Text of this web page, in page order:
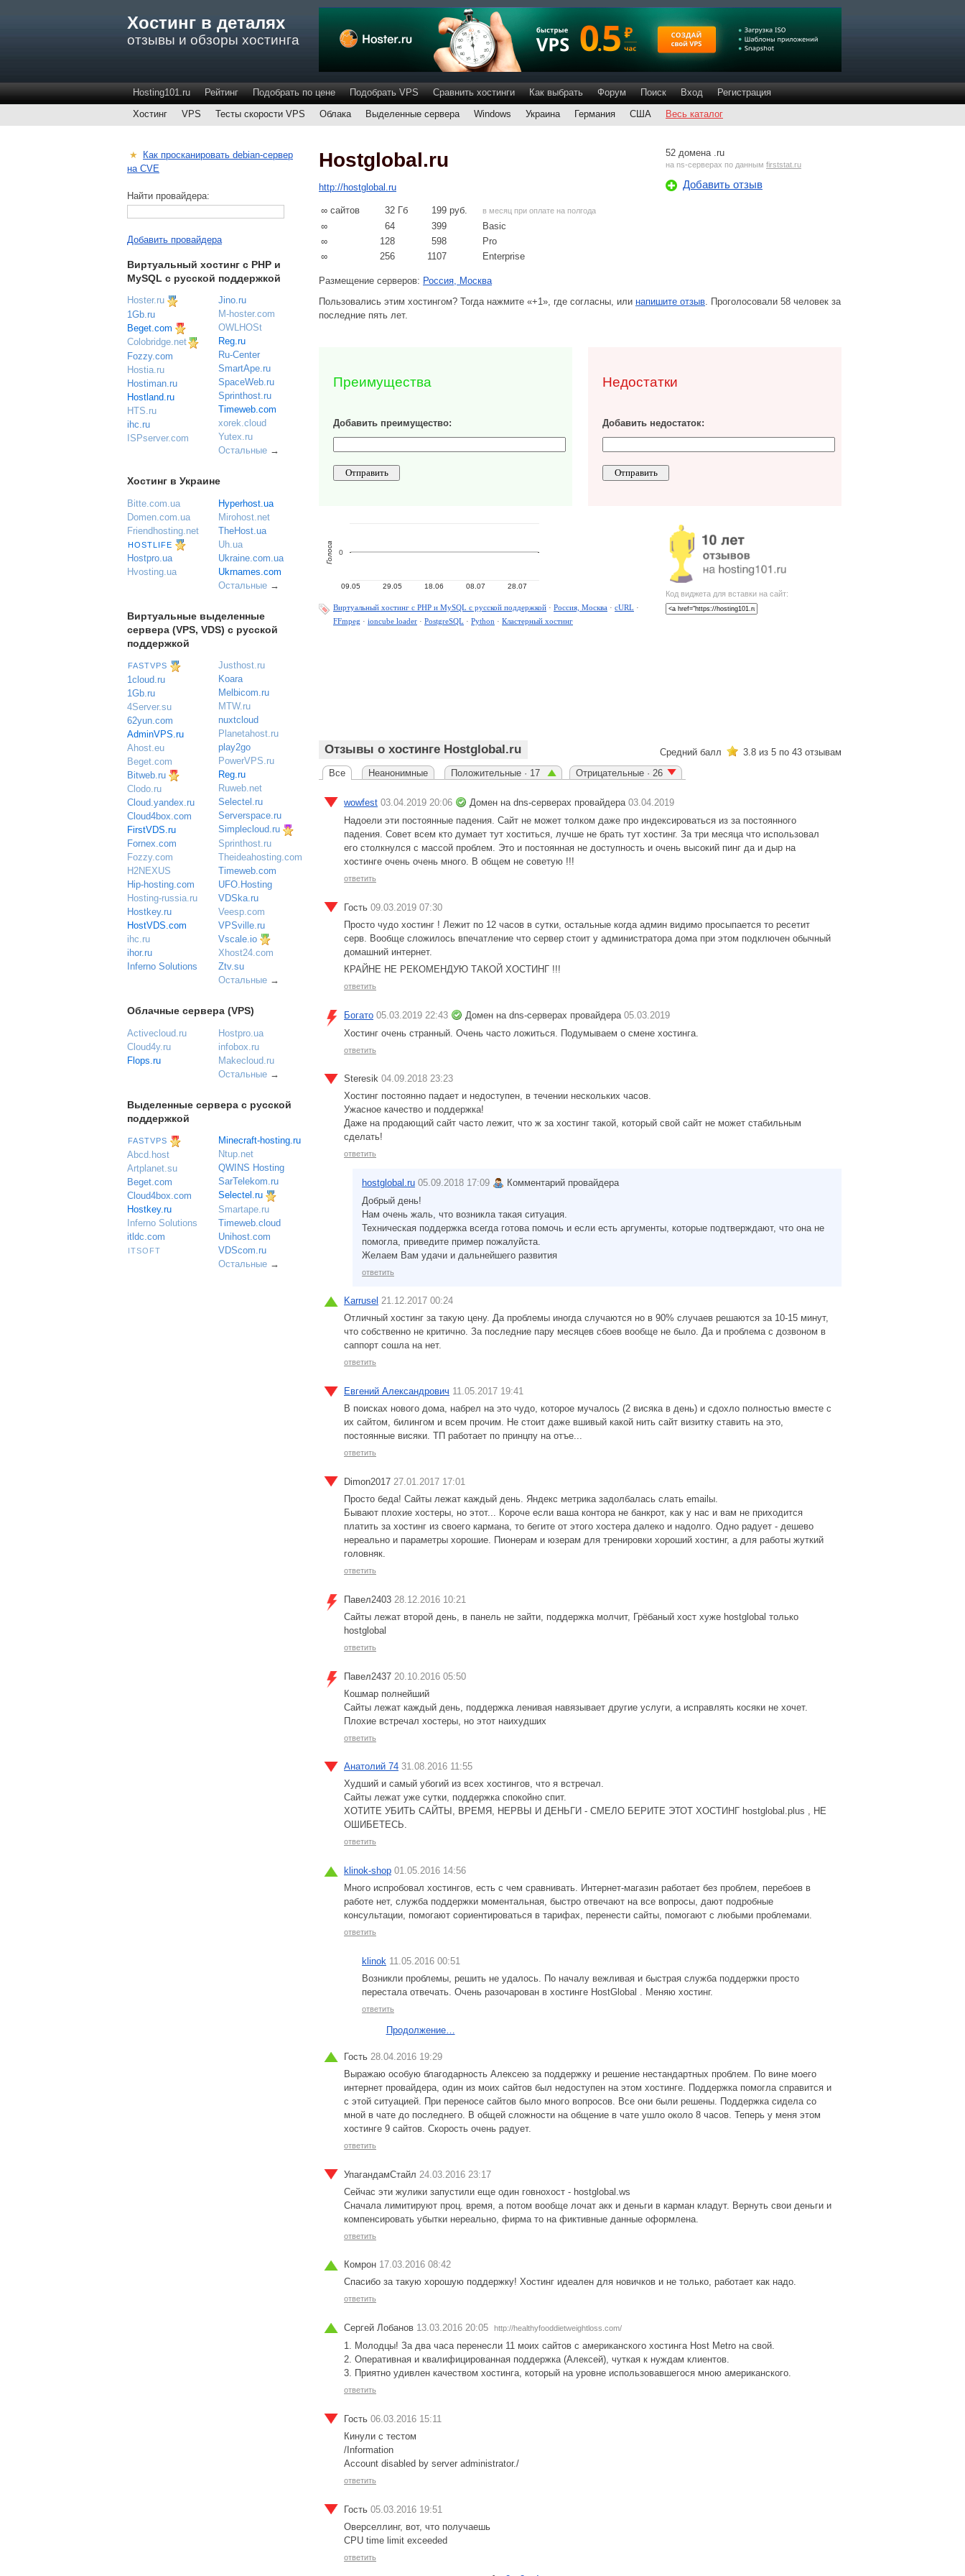
Хостинг в деталях
отзывы и обзоры хостинга
Hosting101.ru Рейтинг Подобрать по цене Подобрать VPS Сравнить хостинги Как выбрать Форум Поиск Вход
Регистрация
Хостинг
VPS Тесты скорости VPS Облака Выделенные сервера Windows Украина Германия США Весь каталог
52 домена .ru
на ns-серверах по данным firststat.ru
Добавить отзыв
Hostglobal.ru
http://hostglobal.ru
∞ сайтов 32 Гб 199 руб. в месяц при оплате на полгода
∞ 64 399
Basic
∞
128 598
Pro
∞
256 1107 Enterprise
Размещение серверов: Россия, Москва
Пользовались этим хостингом? Тогда нажмите «+1», где согласны, или напишите отзыв. Проголосовали 58 человек за
последние пять лет.
Преимущества
Добавить преимущество:
Недостатки
Добавить недостаток:
Код виджета для вставки на сайт:
09.05 29.05 18.06 08.07 28.07
0
Голоса
Виртуальный хостинг c PHP и MySQL с русской поддержкой · Россия, Москва · cURL ·
FFmpeg · ioncube loader · PostgreSQL · Python · Кластерный хостинг
Отзывы о хостинге Hostglobal.ru Средний балл 3.8 из 5 по 43 отзывам
Все
Неанонимные Положительные · 17 Отрицательные · 26
wowfest 03.04.2019 20:06 Домен на dns-серверах провайдера 03.04.2019
Надоели эти постоянные падения. Сайт не может толком даже про индексироваться из за постоянного
падения. Совет всем кто думает тут хоститься, лучше не брать тут хостинг. За три месяца что использовал
его столкнулся с массой проблем. Это и постоянная не доступность и очень высокий пинг да и дыр на
хостинге очень очень много. В общем не советую !!!
ответить
Гость 09.03.2019 07:30
Просто чудо хостинг ! Лежит по 12 часов в сутки, остальные когда админ видимо просыпается то ресетит
серв. Вообще сложилось впечатление что сервер стоит у администратора дома при этом подключен обычный
домашний интернет.
КРАЙНЕ НЕ РЕКОМЕНДУЮ ТАКОЙ ХОСТИНГ !!!
ответить
Богато 05.03.2019 22:43 Домен на dns-серверах провайдера 05.03.2019
Хостинг очень странный. Очень часто ложиться. Подумываем о смене хостинга.
ответить
Steresik 04.09.2018 23:23
Хостинг постоянно падает и недоступен, в течении нескольких часов.
Ужасное качество и поддержка!
Даже на продающий сайт часто лежит, что ж за хостинг такой, который свой сайт не может стабильным
сделать!
ответить
hostglobal.ru 05.09.2018 17:09
Комментарий провайдера
Добрый день!
Нам очень жаль, что возникла такая ситуация.
Техническая поддержка всегда готова помочь и если есть аргументы, которые подтверждают, что она не
помогла, приведите пример пожалуйста.
Желаем Вам удачи и дальнейшего развития
ответить
Karrusel 21.12.2017 00:24
Отличный хостинг за такую цену. Да проблемы иногда случаются но в 90% случаев решаются за 10-15 минут,
что собственно не критично. За последние пару месяцев сбоев вообще не было. Да и проблема с дозвоном в
саппорт сошла на нет.
ответить
Евгений Александрович 11.05.2017 19:41
В поисках нового дома, набрел на это чудо, которое мучалось (2 висяка в день) и сдохло полностью вместе с
их сайтом, билингом и всем прочим. Не стоит даже вшивый какой нить сайт визитку ставить на это,
постоянные висяки. ТП работает по принцпу на отъе...
ответить
Dimon2017 27.01.2017 17:01
Просто беда! Сайты лежат каждый день. Яндекс метрика задолбалась слать emailы.
Бывают плохие хостеры, но этот... Короче если ваша контора не банкрот, как у нас и вам не приходится
платить за хостинг из своего кармана, то бегите от этого хостера далеко и надолго. Одно радует - дешево
нереально и параметры хорошие. Пионерам и юзерам для тренировки хороший хостинг, а для работы жуткий
головняк.
ответить
Павел2403 28.12.2016 10:21
Сайты лежат второй день, в панель не зайти, поддержка молчит, Грёбаный хост хуже hostglobal только
hostglobal
ответить
Павел2437 20.10.2016 05:50
Кошмар полнейший
Сайты лежат каждый день, поддержка ленивая навязывает другие услуги, а исправлять косяки не хочет.
Плохие встречал хостеры, но этот наихудших
ответить
Анатолий 74 31.08.2016 11:55
Худший и самый убогий из всех хостингов, что я встречал.
Сайты лежат уже сутки, поддержка спокойно спит.
ХОТИТЕ УБИТЬ САЙТЫ, ВРЕМЯ, НЕРВЫ И ДЕНЬГИ - СМЕЛО БЕРИТЕ ЭТОТ ХОСТИНГ hostglobal.plus , НЕ
ОШИБЕТЕСЬ.
ответить
klinok-shop 01.05.2016 14:56
Много испробовал хостингов, есть с чем сравнивать. Интернет-магазин работает без проблем, перебоев в
работе нет, служба поддержки моментальная, быстро отвечают на все вопросы, дают подробные
консультации, помогают сориентироваться в тарифах, перенести сайты, помогают с любыми проблемами.
ответить
klinok 11.05.2016 00:51
Возникли проблемы, решить не удалось. По началу вежливая и быстрая служба поддержки просто
перестала отвечать. Очень разочарован в хостинге HostGlobal . Меняю хостинг.
ответить
Продолжение…
Гость 28.04.2016 19:29
Выражаю особую благодарность Алексею за поддержку и решение нестандартных проблем. По вине моего
интернет провайдера, один из моих сайтов был недоступен на этом хостинге. Поддержка помогла справится и
с этой ситуацией. При переносе сайтов было много вопросов. Все они были решены. Поддержка сидела со
мной в чате до последнего. В общей сложности на общение в чате ушло около 8 часов. Теперь у меня этом
хостинге 9 сайтов. Скорость очень радует.
ответить
УпагандамСтайл 24.03.2016 23:17
Сейчас эти жулики запустили еще один говнохост - hostglobal.ws
Сначала лимитируют проц. время, а потом вообще лочат акк и деньги в карман кладут. Вернуть свои деньги и
компенсировать убытки нереально, фирма то на фиктивные данные оформлена.
ответить
Комрон 17.03.2016 08:42
Спасибо за такую хорошую поддержку! Хостинг идеален для новичков и не только, работает как надо.
ответить
Сергей Лобанов 13.03.2016 20:05 http://healthyfooddietweightloss.com/
1. Молодцы! За два часа перенесли 11 моих сайтов с американского хостинга Host Metro на свой.
2. Оперативная и квалифицированная поддержка (Алексей), чуткая к нуждам клиентов.
3. Приятно удивлен качеством хостинга, который на уровне использовавшегося мною американского.
ответить
Гость 06.03.2016 15:11
Кинули с тестом
/Information
Account disabled by server administrator./
ответить
Гость 05.03.2016 19:51
Оверселлинг, вот, что получаешь
CPU time limit exceeded
ответить
★ Как просканировать debian-сервер
на CVE
Найти провайдера:
Добавить провайдера
Виртуальный хостинг c PHP и
MySQL с русской поддержкой
Hoster.ru
1Gb.ru
Beget.com
Colobridge.net
Fozzy.com
Hostia.ru
Hostiman.ru
Hostland.ru
HTS.ru
ihc.ru
ISPserver.com
Jino.ru
M-hoster.com
OWLHOSt
Reg.ru
Ru-Center
SmartApe.ru
SpaceWeb.ru
Sprinthost.ru
Timeweb.com
xorek.cloud
Yutex.ru
Остальные →
Хостинг в Украине
Bitte.com.ua
Domen.com.ua
Friendhosting.net
HOSTLIFE
Hostpro.ua
Hvosting.ua
Hyperhost.ua
Mirohost.net
TheHost.ua
Uh.ua
Ukraine.com.ua
Ukrnames.com
Остальные →
Виртуальные выделенные
сервера (VPS, VDS) с русской
поддержкой
FASTVPS
1cloud.ru
1Gb.ru
4Server.su
62yun.com
AdminVPS.ru
Ahost.eu
Beget.com
Bitweb.ru
Clodo.ru
Cloud.yandex.ru
Cloud4box.com
FirstVDS.ru
Fornex.com
Fozzy.com
H2NEXUS
Hip-hosting.com
Hosting-russia.ru
Hostkey.ru
HostVDS.com
ihc.ru
ihor.ru
Inferno Solutions
Justhost.ru
Koara
Melbicom.ru
MTW.ru
nuxtcloud
Planetahost.ru
play2go
PowerVPS.ru
Reg.ru
Ruweb.net
Selectel.ru
Serverspace.ru
Simplecloud.ru
Sprinthost.ru
Theideahosting.com
Timeweb.com
UFO.Hosting
VDSka.ru
Veesp.com
VPSville.ru
Vscale.io
Xhost24.com
Ztv.su
Остальные →
Облачные сервера (VPS)
Activecloud.ru
Cloud4y.ru
Flops.ru
Hostpro.ua
infobox.ru
Makecloud.ru
Остальные →
Выделенные сервера с русской
поддержкой
FASTVPS
Abcd.host
Artplanet.su
Beget.com
Cloud4box.com
Hostkey.ru
Inferno Solutions
itldc.com
ITSOFT
Minecraft-hosting.ru
Ntup.net
QWINS Hosting
SarTelekom.ru
Selectel.ru
Smartape.ru
Timeweb.cloud
Unihost.com
VDScom.ru
Остальные →